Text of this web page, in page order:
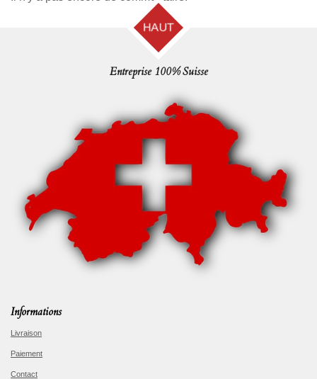
HAUT
Entreprise 100% Suisse
Informations
Livraison
Paiement
Contact